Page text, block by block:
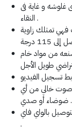
خاليه من أى غلوشه و غاية فى
النقاء .
تمتلك زاوية
من مواد خام
خالي من أي
ضوضاء أو صدي .
بالواي فاي
.